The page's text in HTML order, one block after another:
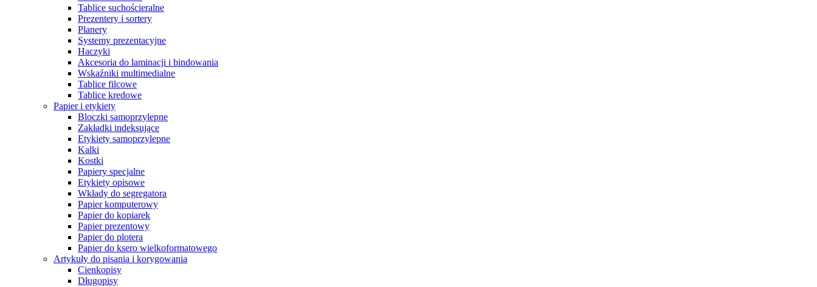
Tablice suchościeralne
Prezentery i sortery
Planery
Systemy prezentacyjne
Haczyki
Akcesoria do laminacji i bindowania
Wskaźniki multimedialne
Tablice filcowe
Tablice kredowe
Papier i etykiety
Bloczki samoprzylepne
Zakładki indeksujące
Etykiety samoprzylepne
Kalki
Kostki
Papiery specjalne
Etykiety opisowe
Wkłady do segregatora
Papier komputerowy
Papier do kopiarek
Papier prezentowy
Papier do plotera
Papier do ksero wielkoformatowego
Artykuły do pisania i korygowania
Cienkopisy
Długopisy